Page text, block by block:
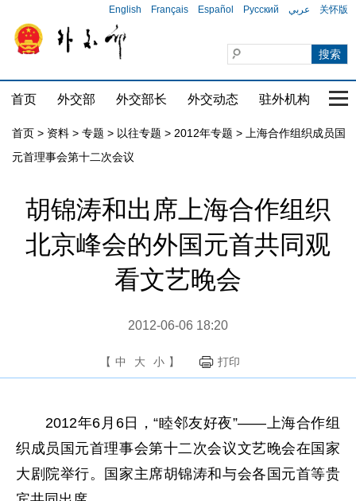
English Français Español Русский عربي 关怀版
首页 外交部 外交部长 外交动态 驻外机构 国
首页 > 资料 > 专题 > 以往专题 > 2012年专题 >
上海合作组织成员国
元首理事会第十二次会议
胡锦涛和出席上海合作组织
北京峰会的外国元首共同观
看文艺晚会
2012-06-06 18:20
【 中 大 小 】 打印
2012年6月6日，“睦邻友好夜”——上海合作组
织成员国元首理事会第十二次会议文艺晚会在国家
大剧院举行。国家主席胡锦涛和与会各国元首等贵